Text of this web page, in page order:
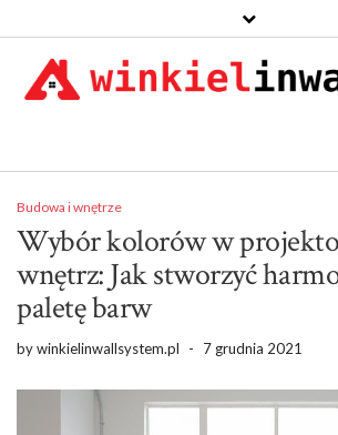
Budowa i wnętrze
Wybór kolorów w
wnętrz: Jak stworzyć
paletę barw
bywinkielinwallsystem.pl - 7 grudnia 2021